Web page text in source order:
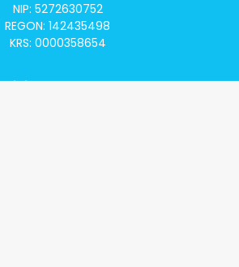
NIP: 5272630752
REGON: 142435498
KRS: 0000358654
Alivia Onkomapa